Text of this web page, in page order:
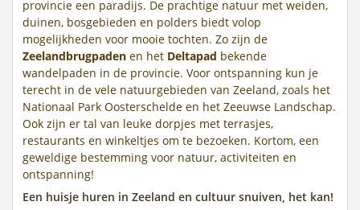
provincie een paradijs. De prachtige natuur met weiden,
duinen, bosgebieden en polders biedt volop
mogelijkheden voor mooie tochten. Zo zijn de
Zeelandbrugpaden en het Deltapad bekende
wandelpaden in de provincie. Voor ontspanning kun je
terecht in de vele natuurgebieden van Zeeland, zoals het
Nationaal Park Oosterschelde en het Zeeuwse Landschap.
Ook zijn er tal van leuke dorpjes met terrasjes,
restaurants en winkeltjes om te bezoeken. Kortom, een
geweldige bestemming voor natuur, activiteiten en
ontspanning!
Een huisje huren in Zeeland en cultuur snuiven, het kan!